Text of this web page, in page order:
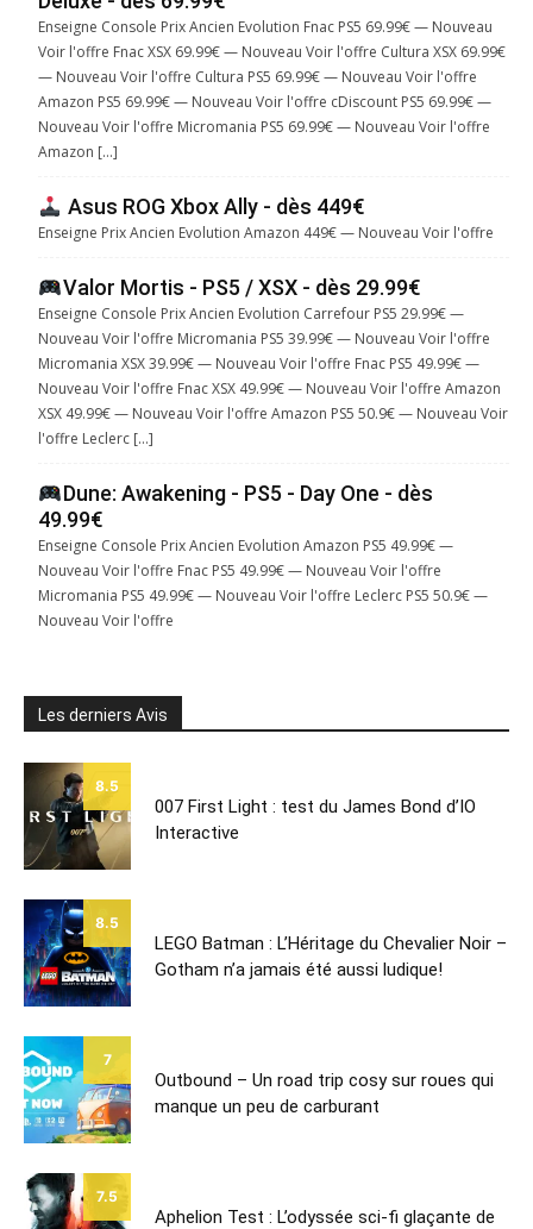
Enseigne Console Prix Ancien Evolution Fnac PS5 69.99€ — Nouveau
Voir l'offre Fnac XSX 69.99€ — Nouveau Voir l'offre Cultura XSX 69.99€
— Nouveau Voir l'offre Cultura PS5 69.99€ — Nouveau Voir l'offre
Amazon PS5 69.99€ — Nouveau Voir l'offre cDiscount PS5 69.99€ —
Nouveau Voir l'offre Micromania PS5 69.99€ — Nouveau Voir l'offre
Amazon […]
Asus ROG Xbox Ally - dès 449€
Enseigne Prix Ancien Evolution Amazon 449€ — Nouveau Voir l'offre
Valor Mortis - PS5 / XSX - dès 29.99€
Enseigne Console Prix Ancien Evolution Carrefour PS5 29.99€ —
Nouveau Voir l'offre Micromania PS5 39.99€ — Nouveau Voir l'offre
Micromania XSX 39.99€ — Nouveau Voir l'offre Fnac PS5 49.99€ —
Nouveau Voir l'offre Fnac XSX 49.99€ — Nouveau Voir l'offre Amazon
XSX 49.99€ — Nouveau Voir l'offre Amazon PS5 50.9€ — Nouveau Voir
l'offre Leclerc […]
Dune: Awakening - PS5 - Day One - dès
49.99€
Enseigne Console Prix Ancien Evolution Amazon PS5 49.99€ —
Nouveau Voir l'offre Fnac PS5 49.99€ — Nouveau Voir l'offre
Micromania PS5 49.99€ — Nouveau Voir l'offre Leclerc PS5 50.9€ —
Nouveau Voir l'offre
Les derniers Avis
8.5
007 First Light : test du James Bond d’IO
Interactive
8.5
LEGO Batman : L’Héritage du Chevalier Noir –
Gotham n’a jamais été aussi ludique!
7
Outbound – Un road trip cosy sur roues qui
manque un peu de carburant
7.5
Aphelion Test : L’odyssée sci-fi glaçante de